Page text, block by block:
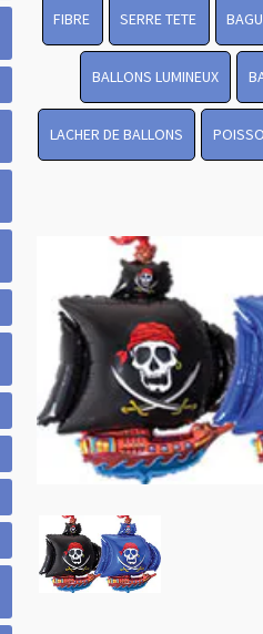
FIBRE SERRE TETE
BALLONS LUMINEUX
LACHER DE BALLONS